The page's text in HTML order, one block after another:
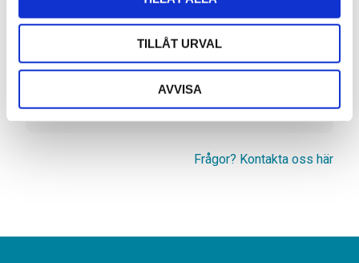
TILLÅT URVAL
AVVISA
Typ/Produkt
Podsystem
Jordgubb, Cheesecake, Ice
Nikotinhalt
14mg
Frågor? Kontakta oss här